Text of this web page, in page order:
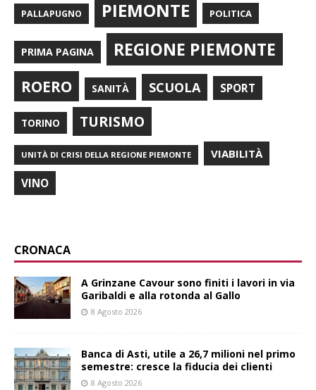
PALLAPUGNO PIEMONTE POLITICA
PRIMA PAGINA REGIONE PIEMONTE
ROERO SANITÀ SCUOLA SPORT
TORINO TURISMO
UNITÀ DI CRISI DELLA REGIONE PIEMONTE VIABILITÀ
VINO
CRONACA
A Grinzane Cavour sono finiti i lavori in via
Garibaldi e alla rotonda al Gallo
8 Agosto 2026
Banca di Asti, utile a 26,7 milioni nel primo
semestre: cresce la fiducia dei clienti
8 Agosto 2026